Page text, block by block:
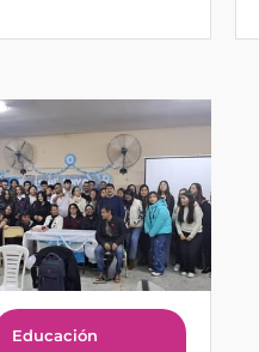
Educación